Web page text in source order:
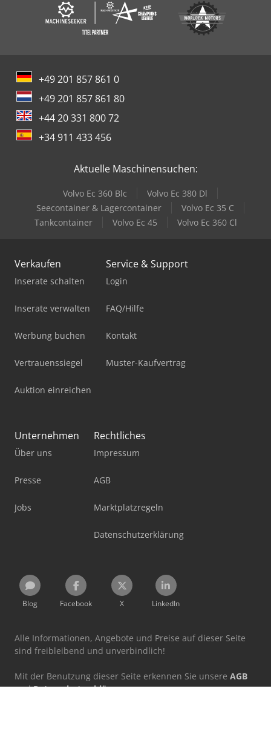
+49 201 857 861 0
+49 201 857 861 80
+44 20 331 800 72
+34 911 433 456
Aktuelle Maschinensuchen:
Volvo Ec 360 Blc
Volvo Ec 380 Dl
Seecontainer & Lagercontainer
Volvo Ec 35 C
Tankcontainer
Volvo Ec 45 Volvo Ec 360 Cl
Verkaufen
Inserate schalten
Inserate verwalten
Werbung buchen
Vertrauenssiegel
Auktion einreichen
Service & Support
Login
FAQ/Hilfe
Kontakt
Muster-Kaufvertrag
Unternehmen
Über uns
Presse
Jobs
Rechtliches
Impressum
AGB
Marktplatzregeln
Datenschutzerklärung
Blog Facebook X LinkedIn
Alle Informationen, Angebote und Preise auf dieser Seite
sind freibleibend und unverbindlich!
Mit der Benutzung dieser Seite erkennen Sie unsere AGB
undDatenschutzerklärungan.